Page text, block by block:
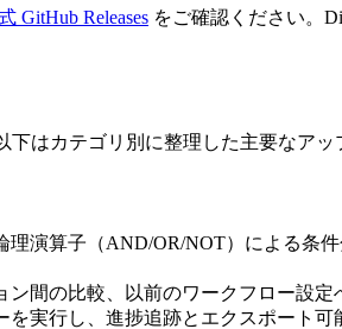
GitHub Releases をご確認ください。
はカテゴリ別に整理した主要なアッ
理演算子（AND/OR/NOT）による条
ン間の比較、以前のワークフロー設定
を実行し、進捗追跡とエクスポート可